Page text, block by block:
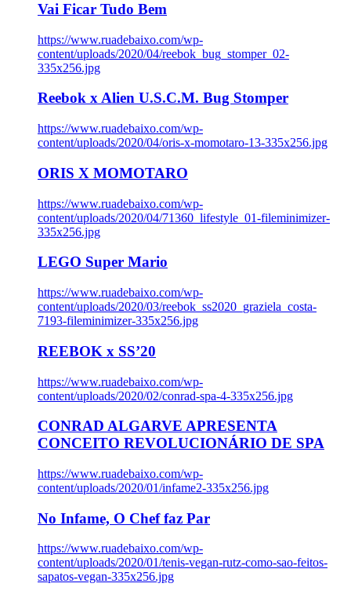
Vai Ficar Tudo Bem
https://www.ruadebaixo.com/wp-
content/uploads/2020/04/reebok_bug_stomper_02-
335x256.jpg
Reebok x Alien U.S.C.M. Bug Stomper
https://www.ruadebaixo.com/wp-
content/uploads/2020/04/oris-x-momotaro-13-335x256.jpg
ORIS X MOMOTARO
https://www.ruadebaixo.com/wp-
content/uploads/2020/04/71360_lifestyle_01-fileminimizer-
335x256.jpg
LEGO Super Mario
https://www.ruadebaixo.com/wp-
content/uploads/2020/03/reebok_ss2020_graziela_costa-
7193-fileminimizer-335x256.jpg
REEBOK x SS’20
https://www.ruadebaixo.com/wp-
content/uploads/2020/02/conrad-spa-4-335x256.jpg
CONRAD ALGARVE APRESENTA
CONCEITO REVOLUCIONÁRIO DE SPA
https://www.ruadebaixo.com/wp-
content/uploads/2020/01/infame2-335x256.jpg
No Infame, O Chef faz Par
https://www.ruadebaixo.com/wp-
content/uploads/2020/01/tenis-vegan-rutz-como-sao-feitos-
sapatos-vegan-335x256.jpg